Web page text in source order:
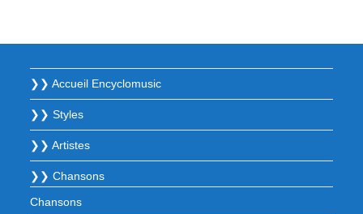
❯❯ Accueil Encyclomusic
❯❯ Styles
❯❯ Artistes
❯❯ Chansons
Chansons